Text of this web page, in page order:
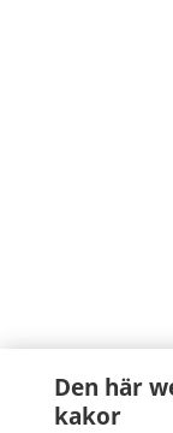
Den här
kakor